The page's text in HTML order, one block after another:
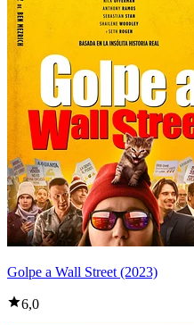
Golpe a Wall Street (2023)
6,0